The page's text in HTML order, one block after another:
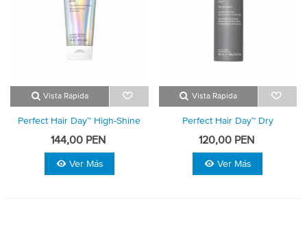
Vista Rápida
Perfect Hair Day™ High-Shine
Gloss
144,00 PEN
Ver Más
Vista Rápida
Perfect Hair Day™ Dry
Shampoo
120,00 PEN
Ver Más